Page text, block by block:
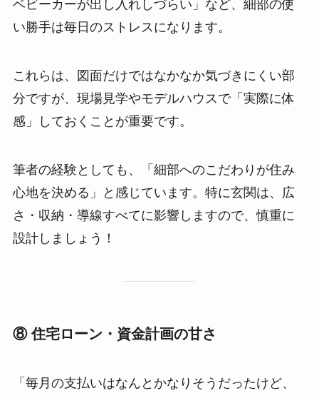
ベビーカーが出し入れしづらい」など、細部の使
い勝手は毎日のストレスになります。
これらは、図面だけではなかなか気づきにくい部
分ですが、現場見学やモデルハウスで「実際に体
感」しておくことが重要です。
筆者の経験としても、「細部へのこだわりが住み
心地を決める」と感じています。特に玄関は、広
さ・収納・導線すべてに影響しますので、慎重に
設計しましょう！
⑧ 住宅ローン・資金計画の甘さ
「毎月の支払いはなんとかなりそうだったけど、